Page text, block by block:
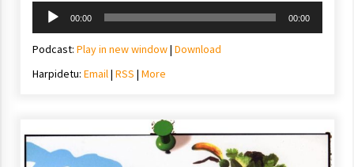
Soinu
erreproduzigailua
00:00 00:00
Podcast: Play in new window| Download
Harpidetu: Email| RSS | More